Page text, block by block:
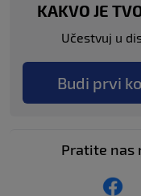
KAKVO JE
Učestvuj u
Budi prvi
Pratite nas